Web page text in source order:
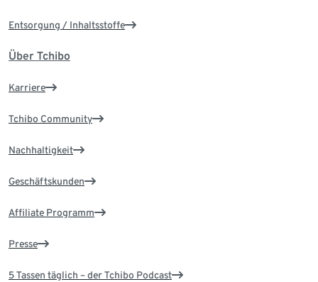
Entsorgung / Inhaltsstoffe
Über Tchibo
Karriere
Tchibo Community
Nachhaltigkeit
Geschäftskunden
Affiliate Programm
Presse
5 Tassen täglich – der Tchibo Podcast